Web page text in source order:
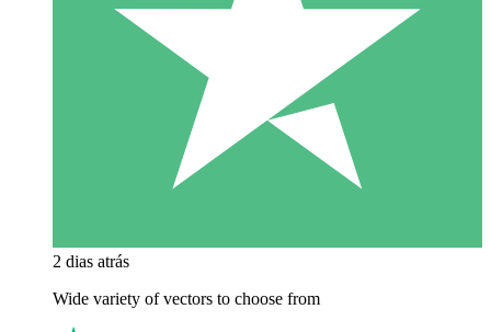
2 dias atrás
Wide variety of vectors to choose from